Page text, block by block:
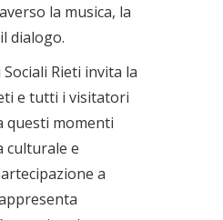
la musica, la
dialogo.
Rieti invita la
e tutti i visitatori
questi momenti
culturale e
a